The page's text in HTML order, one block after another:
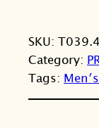
SKU:
Category:
Tags: